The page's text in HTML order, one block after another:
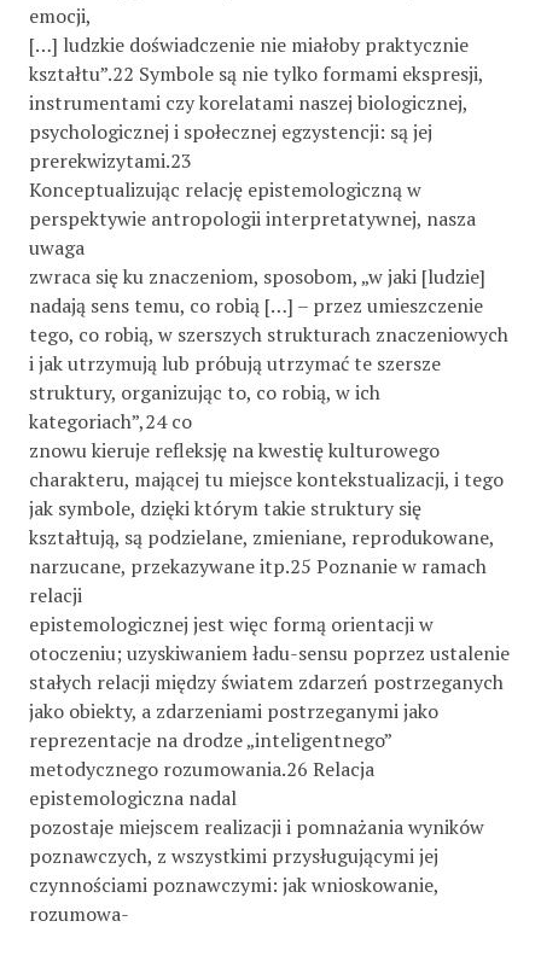
emocji,
[…] ludzkie doświadczenie nie miałoby praktycznie
kształtu”.22 Symbole są nie tylko formami ekspresji,
instrumentami czy korelatami naszej biologicznej,
psychologicznej i społecznej egzystencji: są jej
prerekwizytami.23
Konceptualizując relację epistemologiczną w
perspektywie antropologii interpretatywnej, nasza
uwaga
zwraca się ku znaczeniom, sposobom, „w jaki [ludzie]
nadają sens temu, co robią […] – przez umieszczenie
tego, co robią, w szerszych strukturach znaczeniowych
i jak utrzymują lub próbują utrzymać te szersze
struktury, organizując to, co robią, w ich
kategoriach”,24 co
znowu kieruje refleksję na kwestię kulturowego
charakteru, mającej tu miejsce kontekstualizacji, i tego
jak symbole, dzięki którym takie struktury się
kształtują, są podzielane, zmieniane, reprodukowane,
narzucane, przekazywane itp.25 Poznanie w ramach
relacji
epistemologicznej jest więc formą orientacji w
otoczeniu; uzyskiwaniem ładu-sensu poprzez ustalenie
stałych relacji między światem zdarzeń postrzeganych
jako obiekty, a zdarzeniami postrzeganymi jako
reprezentacje na drodze „inteligentnego”
metodycznego rozumowania.26 Relacja
epistemologiczna nadal
pozostaje miejscem realizacji i pomnażania wyników
poznawczych, z wszystkimi przysługującymi jej
czynnościami poznawczymi: jak wnioskowanie,
rozumowa-